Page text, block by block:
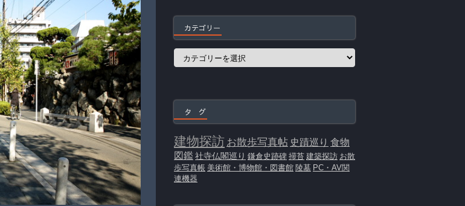
カテゴリー
カ
タ グ
建物探訪 お散歩写真帖 史蹟巡り 食物
図鑑社寺仏閣巡り 鎌倉史跡碑 掃苔 建築探訪 お散
歩写真帳 美術館・博物館・図書館 陵墓 PC・AV関
連機器